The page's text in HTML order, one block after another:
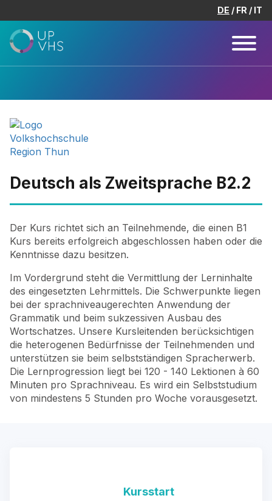
DE FR IT
Deutsch als Zweitsprache B2.2
Der Kurs richtet sich an Teilnehmende, die einen B1
Kurs bereits erfolgreich abgeschlossen haben oder die
Kenntnisse dazu besitzen.
Im Vordergrund steht die Vermittlung der Lerninhalte
des eingesetzten Lehrmittels. Die Schwerpunkte liegen
bei der sprachniveaugerechten Anwendung der
Grammatik und beim sukzessiven Ausbau des
Wortschatzes. Unsere Kursleitenden berücksichtigen
die heterogenen Bedürfnisse der Teilnehmenden und
unterstützen sie beim selbstständigen Spracherwerb.
Die Lernprogression liegt bei 120 - 140 Lektionen à 60
Minuten pro Sprachniveau. Es wird ein Selbststudium
von mindestens 5 Stunden pro Woche vorausgesetzt.
Kursstart